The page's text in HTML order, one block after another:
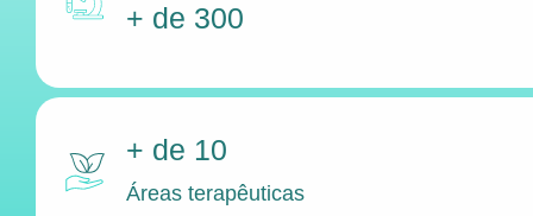
+ de 300
+ de 10
Áreas terapêuticas